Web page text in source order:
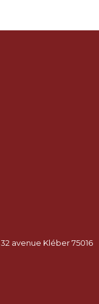
32 avenue Kléber 75016